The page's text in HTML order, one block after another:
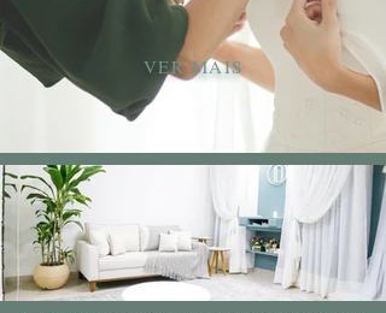
VER MAIS